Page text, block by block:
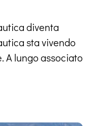
diventa
sta vivendo
A lungo associato